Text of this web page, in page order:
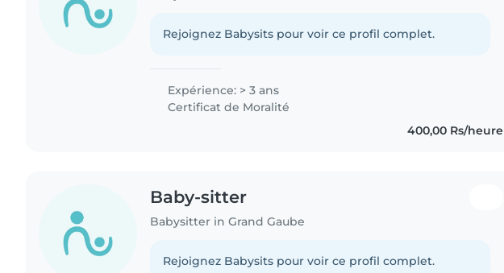
Rejoignez Babysits pour voir ce profil complet.
Expérience: > 3 ans
Certificat de Moralité
400,00 Rs/heure
Baby-sitter
Babysitter in Grand Gaube
Rejoignez Babysits pour voir ce profil complet.